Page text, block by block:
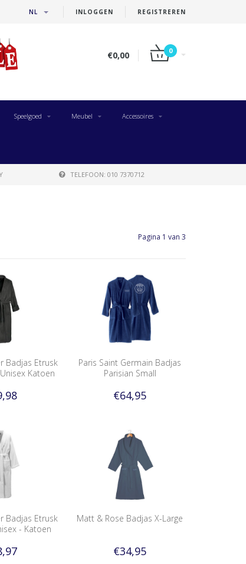
INLOGGEN REGISTREREN
NL
€0,00 0
Speelgoed Meubel Accessoires
TELEFOON: 010 7370712
Pagina 1 van 3
Badjas Etrusk
Katoen
Paris Saint Germain Badjas
Parisian Small
€64,95
Badjas Etrusk
- Katoen
Matt & Rose Badjas X-Large
€34,95